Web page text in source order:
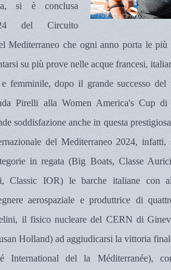
si è conclusa
del Circuito
Mediterraneo che ogni anno porta le più
su più prove nelle acque francesi,
femminile, dopo il grande successo del
Pirelli alla Women America's Cup
soddisfazione anche in questa
del Mediterraneo 2024, infatti,
in regata (Big Boats, Classe
Classic IOR) le barche italiane con
aerospaziale e produttrice di
il fisico nucleare del CERN di
Holland) ad aggiudicarsi la vittoria
del la Méditerranée),